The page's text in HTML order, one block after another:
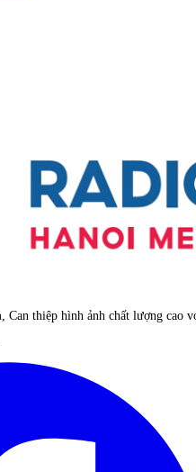
Can thiệp hình ảnh chất lượng cao